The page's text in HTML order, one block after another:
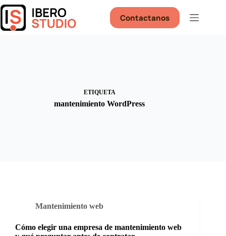
Saltar
al
contenido
Contactanos
ETIQUETA
mantenimiento WordPress
Mantenimiento web
Cómo elegir una empresa de mantenimiento web